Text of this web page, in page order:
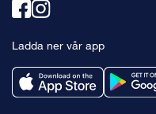
Länk
facebook
Länk
instagram
Ladda ner vår app